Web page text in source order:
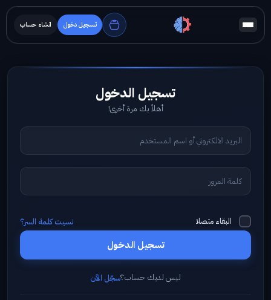
تسجيل دخول انشاء حساب
أهلاً بك مرة أخرى!
البقاء متصلا نسيت كلمة السر؟
تسجيل الدخول
ليس لديك حساب؟سجّل الآن